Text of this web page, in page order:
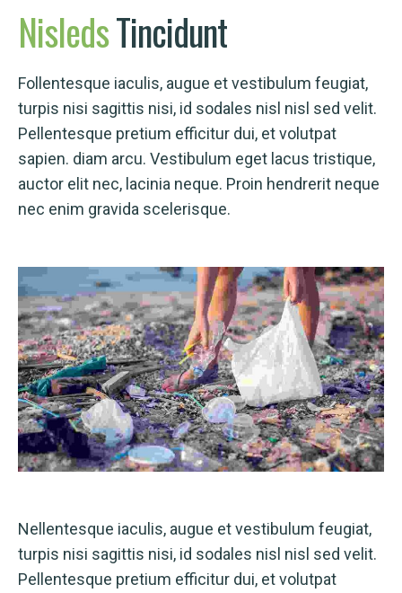
NisledsTincidunt
Follentesque iaculis, augue et vestibulum feugiat,
turpis nisi sagittis nisi, id sodales nisl nisl sed velit.
Pellentesque pretium efficitur dui, et volutpat
sapien. diam arcu. Vestibulum eget lacus tristique,
auctor elit nec, lacinia neque. Proin hendrerit neque
nec enim gravida scelerisque.
Nellentesque iaculis, augue et vestibulum feugiat,
turpis nisi sagittis nisi, id sodales nisl nisl sed velit.
Pellentesque pretium efficitur dui, et volutpat